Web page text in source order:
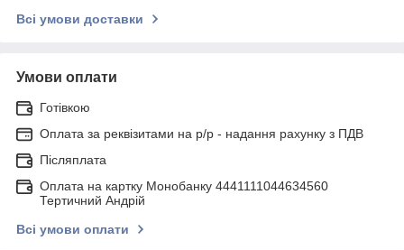
Всі умови доставки
Умови оплати
Готівкою
Оплата за реквізитами на р/р - надання рахунку з ПДВ
Післяплата
Оплата на картку Монобанку 4441111044634560
Тертичний Андрій
Всі умови оплати